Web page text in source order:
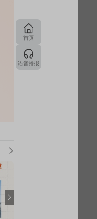
首页
语音播报